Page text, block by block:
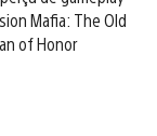
Mafia: The Old
of Honor